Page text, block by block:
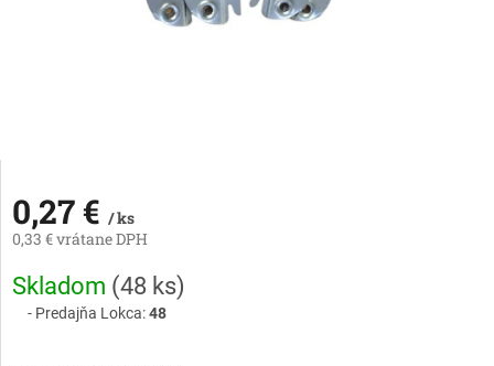
0,27 € / ks
0,33 € vrátane DPH
Jednotková
cena:
Skladom (48 ks)
Predajňa Lokca:48